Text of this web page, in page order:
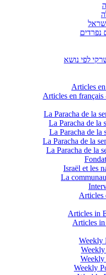
נפרדים
לפי נושא
Articles
La Paracha de la
La Paracha de la
La Paracha de la
La Paracha de la
La Paracha de la
Israël et les
La
Articles
Articles in
Articles
Weekly
Weekly